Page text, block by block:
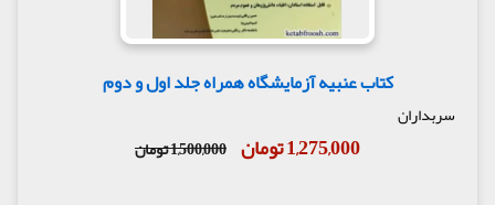
کتاب عنبیه آزمایشگاه همراه جلد اول و دوم
سربداران
1,275,000 تومان 1,500,000 تومان